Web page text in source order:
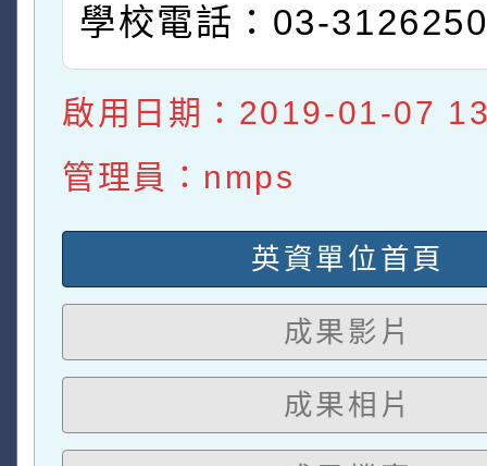
學校電話：03-
啟用日期：2019-01-07
管理員：nmps
英資單位首頁
成果影片
成果相片